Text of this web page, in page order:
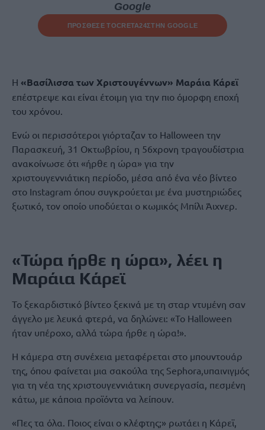
Google
ΠΡΟΣΘΕΣΕ ΤΟCRETA24ΣΤΗΝ GOOGLE
Η «Βασίλισσα των Χριστουγέννων» Μαράια Κάρεϊ
επέστρεψε και είναι έτοιμη για την πιο όμορφη εποχή
του χρόνου.
Ενώ οι περισσότεροι γιόρταζαν το Halloween την
Παρασκευή, 31 Οκτωβρίου, η 56χρονη τραγουδίστρια
ανακοίνωσε ότι «ήρθε η ώρα» για την
χριστουγεννιάτικη περίοδο, μέσα από ένα νέο βίντεο
στο Instagram όπου συγκρούεται με ένα μυστηριώδες
ξωτικό, τον οποίο υποδύεται ο κωμικός Μπίλι Άιχνερ.
«Τώρα ήρθε η ώρα», λέει η
Μαράια Κάρεϊ
Το ξεκαρδιστικό βίντεο ξεκινά με τη σταρ ντυμένη σαν
άγγελο με λευκά φτερά, να δηλώνει: «Το Halloween
ήταν υπέροχο, αλλά τώρα ήρθε η ώρα!».
Η κάμερα στη συνέχεια μεταφέρεται στο μπουντουάρ
της, όπου φαίνεται μια σακούλα της Sephora,υπαινιγμός
για τη νέα της χριστουγεννιάτικη συνεργασία, πεσμένη
κάτω, με κάποια προϊόντα να λείπουν.
«Πες τα όλα. Ποιος είναι ο κλέφτης;» ρωτάει η Κάρεϊ,